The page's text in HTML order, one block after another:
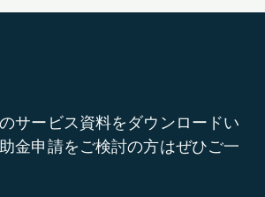
サービス資料をダウンロードい
金申請をご検討の方はぜひご一